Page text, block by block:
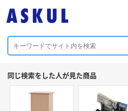
同じ検索をした人が見た商品